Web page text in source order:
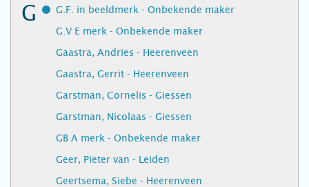
G
G.F. in beeldmerk - Onbekende maker
G.V E merk - Onbekende maker
Gaastra, Andries - Heerenveen
Gaastra, Gerrit - Heerenveen
Garstman, Cornelis - Giessen
Garstman, Nicolaas - Giessen
GB A merk - Onbekende maker
Geer, Pieter van - Leiden
Geertsema, Siebe - Heerenveen